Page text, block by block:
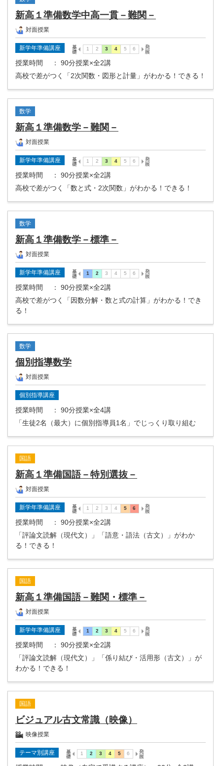
新高１準備数学中高一貫－難関－
対面授業
新学年準備講座
授業時間
： 90分授業×全2講
高校で差がつく「2次関数・図形と計量」がわかる！できる！
数学
新高１準備数学－難関－
対面授業
新学年準備講座
授業時間
： 90分授業×全2講
高校で差がつく「数と式・2次関数」がわかる！できる！
数学
新高１準備数学－標準－
対面授業
新学年準備講座
授業時間
： 90分授業×全2講
高校で差がつく「因数分解・数と式の計算」がわかる！でき
る！
数学
個別指導数学
対面授業
個別指導講座
授業時間
： 90分授業×全4講
「生徒2名（最大）に個別指導員1名」でじっくり取り組む
国語
新高１準備国語－特別選抜－
対面授業
新学年準備講座
授業時間
： 90分授業×全2講
「評論文読解（現代文）」「語意・語法（古文）」がわか
る！できる！
国語
新高１準備国語－難関・標準－
対面授業
新学年準備講座
授業時間
： 90分授業×全2講
「評論文読解（現代文）」「係り結び・活用形（古文）」が
わかる！できる！
国語
ビジュアル古文常識（映像）
映像授業
テーマ別講座